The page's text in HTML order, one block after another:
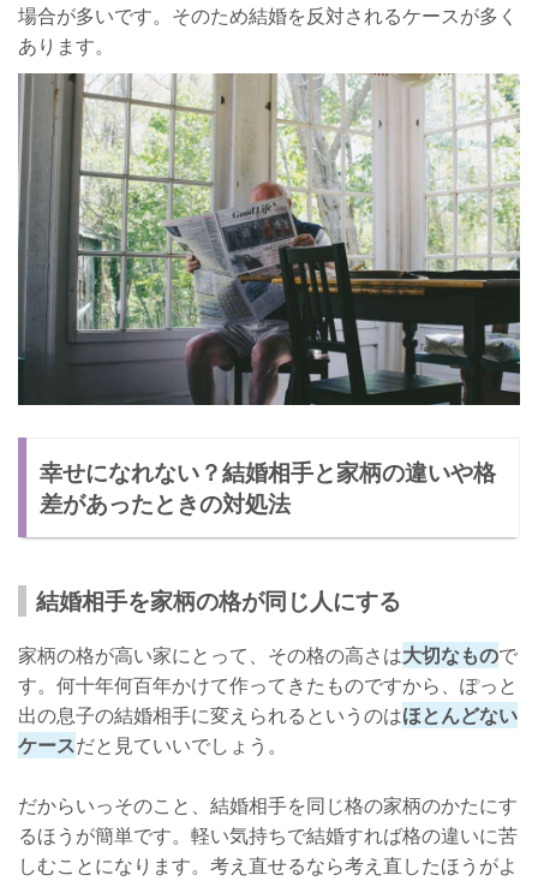
場合が多いです。そのため結婚を反対されるケースが多く
あります。
幸せになれない？結婚相手と家柄の違いや格
差があったときの対処法
結婚相手を家柄の格が同じ人にする
家柄の格が高い家にとって、その格の高さは大切なもので
す。何十年何百年かけて作ってきたものですから、ぽっと
出の息子の結婚相手に変えられるというのはほとんどない
ケースだと見ていいでしょう。
だからいっそのこと、結婚相手を同じ格の家柄のかたにす
るほうが簡単です。軽い気持ちで結婚すれば格の違いに苦
しむことになります。考え直せるなら考え直したほうがよ